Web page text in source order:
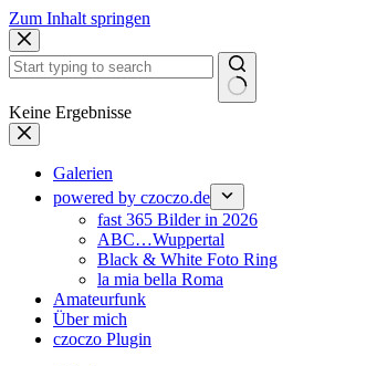
Zum Inhalt springen
Keine Ergebnisse
Galerien
powered by czoczo.de
fast 365 Bilder in 2026
ABC…Wuppertal
Black & White Foto Ring
la mia bella Roma
Amateurfunk
Über mich
czoczo Plugin